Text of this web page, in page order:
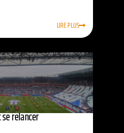
LIRE PLUS
se relancer